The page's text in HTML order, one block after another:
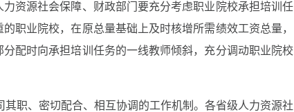
力资源社会保障、财政部门要充分考虑职业院校承担培训任
职业院校，在原总量基础上及时核增所需绩效工资总量，
配时向承担培训任务的一线教师倾斜，充分调动职业院校
职、密切配合、相互协调的工作机制。各省级人力资源社